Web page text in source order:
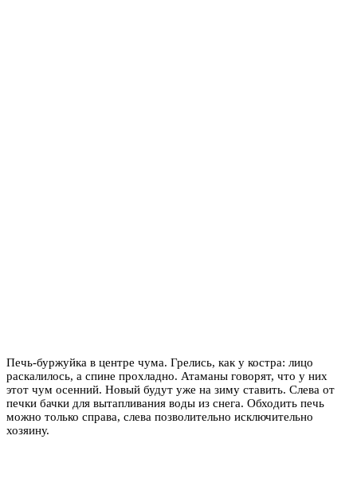
Печь-буржуйка в центре чума. Грелись, как у костра: лицо
раскалилось, а спине прохладно. Атаманы говорят, что у них
этот чум осенний. Новый будут уже на зиму ставить. Слева от
печки бачки для вытапливания воды из снега. Обходить печь
можно только справа, слева позволительно исключительно
хозяину.